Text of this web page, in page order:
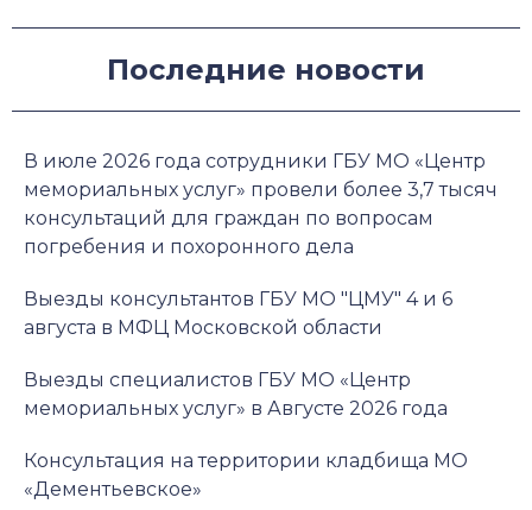
Последние новости
В июле 2026 года сотрудники ГБУ МО «Центр
мемориальных услуг» провели более 3,7 тысяч
консультаций для граждан по вопросам
погребения и похоронного дела
Выезды консультантов ГБУ МО "ЦМУ" 4 и 6
августа в МФЦ Московской области
Выезды специалистов ГБУ МО «Центр
мемориальных услуг» в Августе 2026 года
Консультация на территории кладбища МО
«Дементьевское»